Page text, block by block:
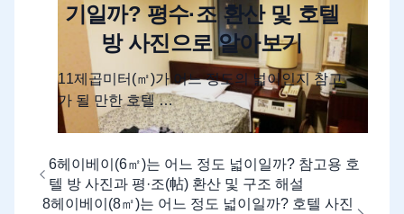
기일까? 평수·조 환산 및 호텔
방 사진으로 알아보기
11제곱미터(㎡)가 어느 정도의 넓이인지 참고
가 될 만한 호텔 …
6헤이베이(6㎡)는 어느 정도 넓이일까? 참고용 호
텔 방 사진과 평·조(帖) 환산 및 구조 해설
8헤이베이(8㎡)는 어느 정도 넓이일까? 호텔 사진